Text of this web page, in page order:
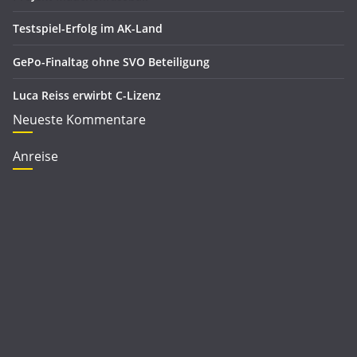
Testspiel-Erfolg im AK-Land
GePo-Finaltag ohne SVO Beteiligung
Luca Reiss erwirbt C-Lizenz
Neueste Kommentare
Anreise